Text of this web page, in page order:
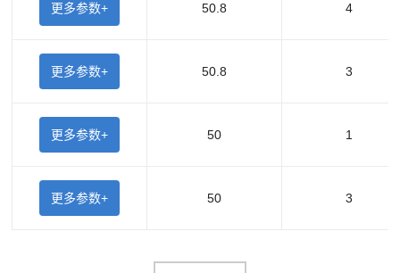
更多参数+ 50.8 4
更多参数+ 50.8 3
更多参数+ 50 1
更多参数+ 50 3